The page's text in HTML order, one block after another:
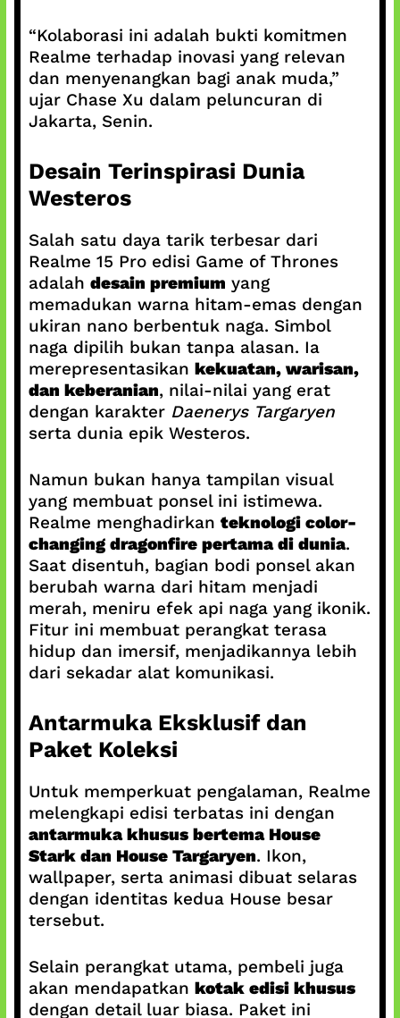
“Kolaborasi ini adalah bukti komitmen
Realme terhadap inovasi yang relevan
dan menyenangkan bagi anak muda,”
ujar Chase Xu dalam peluncuran di
Jakarta, Senin.
Desain Terinspirasi Dunia
Westeros
Salah satu daya tarik terbesar dari
Realme 15 Pro edisi Game of Thrones
adalah desain premium yang
memadukan warna hitam-emas dengan
ukiran nano berbentuk naga. Simbol
naga dipilih bukan tanpa alasan. Ia
merepresentasikan kekuatan, warisan,
dan keberanian, nilai-nilai yang erat
dengan karakter Daenerys Targaryen
serta dunia epik Westeros.
Namun bukan hanya tampilan visual
yang membuat ponsel ini istimewa.
Realme menghadirkan teknologi color-
changing dragonfire pertama di dunia.
Saat disentuh, bagian bodi ponsel akan
berubah warna dari hitam menjadi
merah, meniru efek api naga yang ikonik.
Fitur ini membuat perangkat terasa
hidup dan imersif, menjadikannya lebih
dari sekadar alat komunikasi.
Antarmuka Eksklusif dan
Paket Koleksi
Untuk memperkuat pengalaman, Realme
melengkapi edisi terbatas ini dengan
antarmuka khusus bertema House
Stark dan House Targaryen. Ikon,
wallpaper, serta animasi dibuat selaras
dengan identitas kedua House besar
tersebut.
Selain perangkat utama, pembeli juga
akan mendapatkan kotak edisi khusus
dengan detail luar biasa. Paket ini